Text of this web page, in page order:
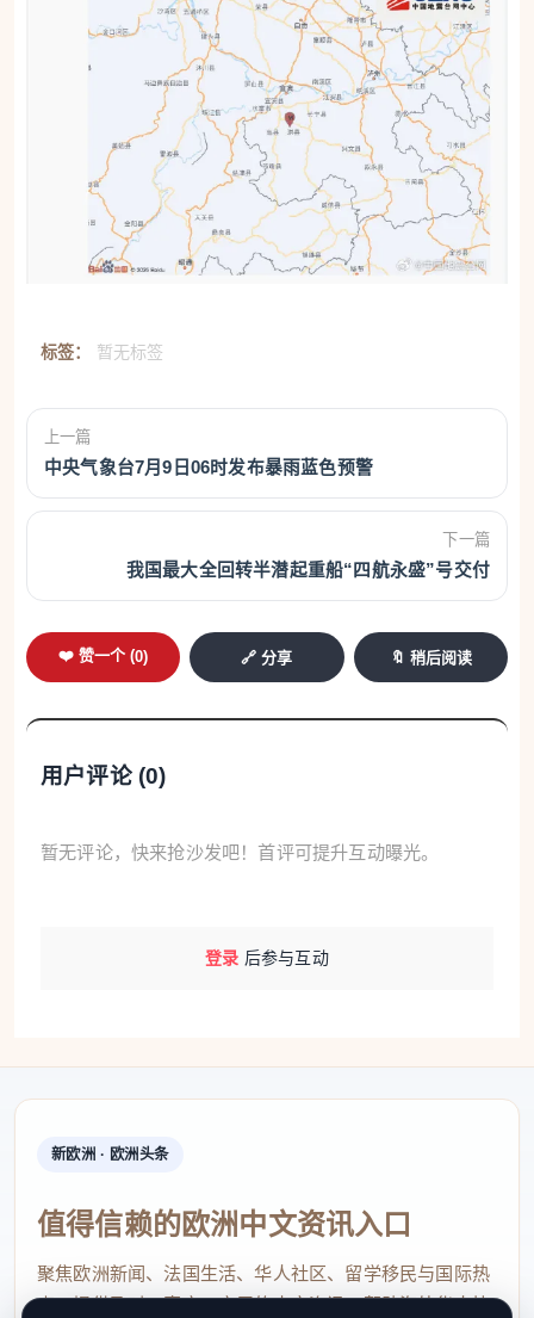
标签： 暂无标签
上一篇
中央气象台7月9日06时发布暴雨蓝色预警
下一篇
我国最大全回转半潜起重船“四航永盛”号交付
❤️ 赞一个 (0) 🔗 分享 🔖 稍后阅读
用户评论 (0)
暂无评论，快来抢沙发吧！首评可提升互动曝光。
登录 后参与互动
新欧洲 · 欧洲头条
值得信赖的欧洲中文资讯入口
聚焦欧洲新闻、法国生活、华人社区、留学移民与国际热
点，提供及时、真实、实用的中文资讯，帮助海外华人快